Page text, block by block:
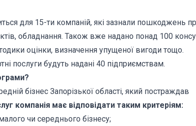
для 15-ти компаній, які зазнали пошкоджень
обладнання. Також вже надано понад 100
оцінки, визначення упущеної вигоди тощо.
послуги будуть надані 40 підприємствам.
бізнес Запорізької області, який постраждав
компанія має відповідати таким критеріям:
чи середнього бізнесу;